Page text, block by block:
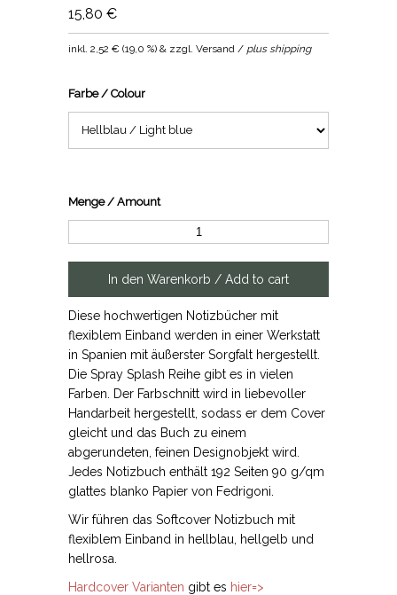
15,80 €
inkl.2,52 € (19,0 %) & zzgl. Versand / plus shipping
Farbe / Colour
Menge / Amount
Diese hochwertigen Notizbücher mit
flexiblem Einband werden in einer Werkstatt
in Spanien mit äußerster Sorgfalt hergestellt.
Die Spray Splash Reihe gibt es in vielen
Farben. Der Farbschnitt wird in liebevoller
Handarbeit hergestellt, sodass er dem Cover
gleicht und das Buch zu einem
abgerundeten, feinen Designobjekt wird.
Jedes Notizbuch enthält 192 Seiten 90 g/qm
glattes blanko Papier von Fedrigoni.
Wir führen das Softcover Notizbuch mit
flexiblem Einband in hellblau, hellgelb und
hellrosa.
Hardcover Varianten gibt es hier=>